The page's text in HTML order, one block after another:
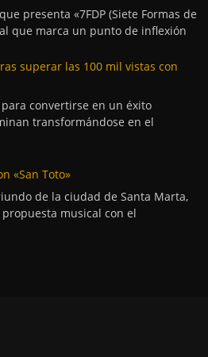
presenta «7FDP (Siete Formas de
que marca un punto de inflexión
superar las 100 mil vistas con
convertirse en un éxito
transformándose en el
«San Toto»
de la ciudad de Santa Marta,
musical con el